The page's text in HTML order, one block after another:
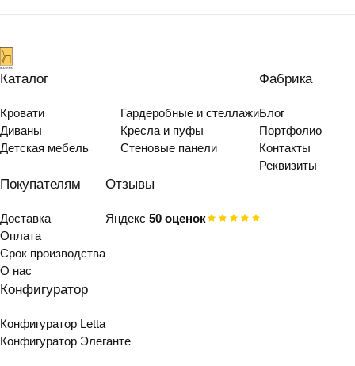
Каталог
Кровати
Диваны
Детская мебель
Гардеробные и стеллажи
Кресла и пуфы
Стеновые панели
Фабрика
Блог
Портфолио
Контакты
Реквизиты
Покупателям
Доставка
Оплата
Срок производства
О нас
Отзывы
Яндекс 50 оценок
Конфигуратор
Конфигуратор Letta
Конфигуратор Элеганте